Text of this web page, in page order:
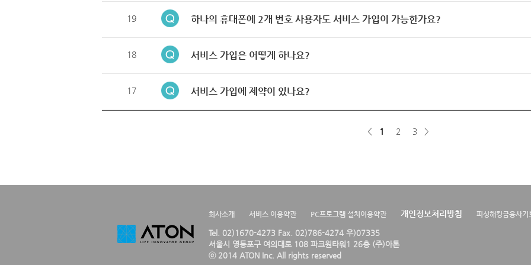
19 하나의 휴대폰에 2개 번호 사용자도 서비스 가입이 가능한가요?
18 서비스 가입은 어떻게 하나요?
17 서비스 가입에 제약이 있나요?
< 1 2 3 >
회사소개 서비스 이용약관 PC프로그램 설치이용약관 개인정보처리방침 피싱해킹금융사기
Tel. 02)1670-4273 Fax. 02)786-4274 우)07335
서울시 영등포구 여의대로 108 파크원타워1 26층 (주)아톤
ⓒ 2014 ATON Inc. All rights reserved